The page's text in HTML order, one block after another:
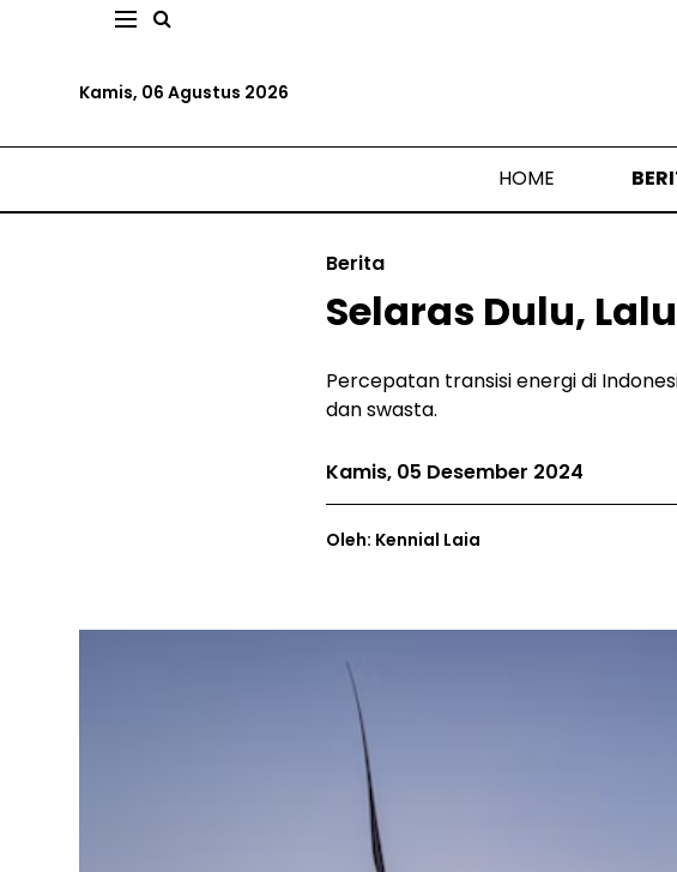
Kamis, 06 Agustus 2026
HOME
Berita
Selaras Dulu,
Percepatan transisi energi di
dan swasta.
Kamis, 05 Desember 2024
Oleh: Kennial Laia